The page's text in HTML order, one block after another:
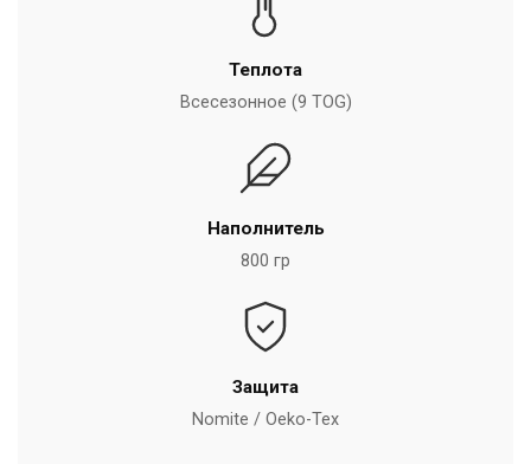
Теплота
Всесезонное (9 TOG)
Наполнитель
800 гр
Защита
Nomite / Oeko-Tex